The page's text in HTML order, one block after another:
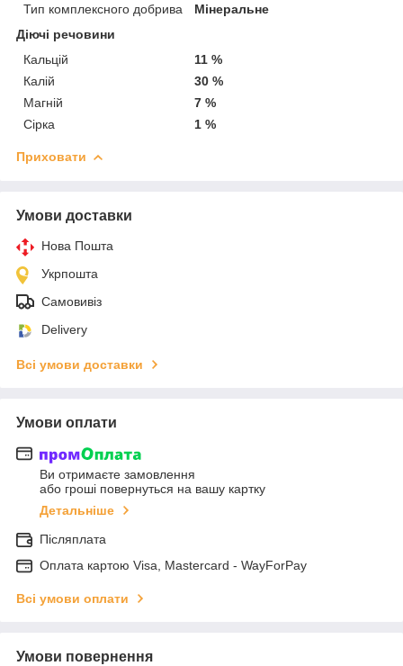
Тип комплексного добрива
Мінеральне
Діючі речовини
Кальцій
11 %
Калій
30 %
Магній
7 %
Сірка
1 %
Приховати
Умови доставки
Нова Пошта
Укрпошта
Самовивіз
Delivery
Всі умови доставки
Умови оплати
Ви отримаєте замовлення
або гроші повернуться на вашу картку
Детальніше
Післяплата
Оплата картою Visa, Mastercard - WayForPay
Всі умови оплати
Умови повернення